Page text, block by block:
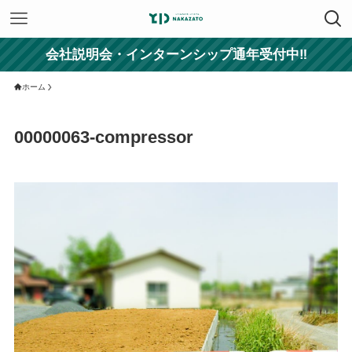
会社説明会・インターンシップ通年受付中‼
ホーム
00000063-compressor